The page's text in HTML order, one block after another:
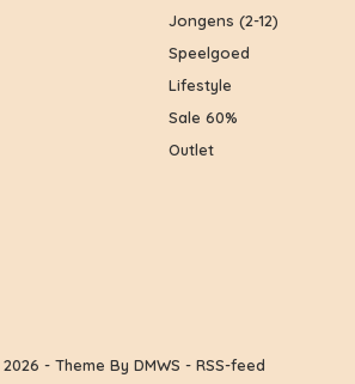
Jongens (2-12)
Speelgoed
Lifestyle
Sale 60%
Outlet
2026 - Theme By DMWS - RSS-feed